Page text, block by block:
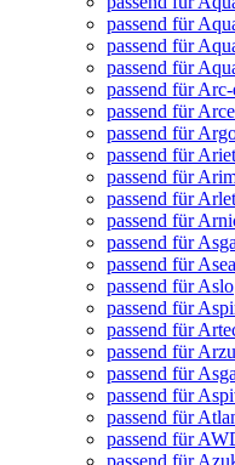
passend für
passend für
passend für
passend für
passend für
passend für
passend für
passend für
passend für
passend für
passend für
passend für
passend für Aslo
passend für
passend für
passend für
passend für
passend für
passend für
passend für